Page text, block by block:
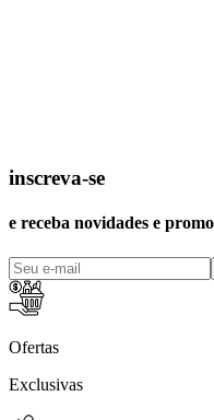
inscreva-se
e receba novidades e
Ofertas
Exclusivas